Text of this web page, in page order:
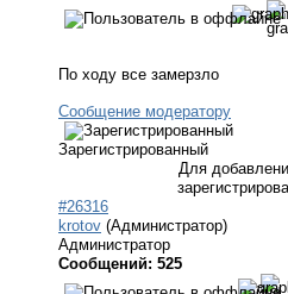
По ходу все замерзло
Сообщение модератору
Зарегистрированный
Для
#26316
krotov (Администратор)
Администратор
Сообщений: 525